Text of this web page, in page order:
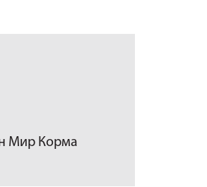
Мир Корма